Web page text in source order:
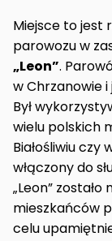
Miejsce to jest
parowozu w
„Leon”.
w Chrzanowie
Był
wielu polskich
Białośliwiu czy
włączony do
„Leon”
mieszkańców
celu